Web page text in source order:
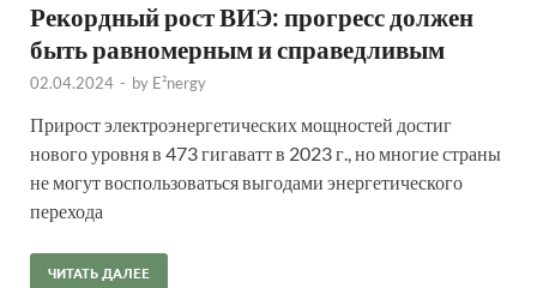
Рекордный рост ВИЭ: прогресс должен
быть равномерным и справедливым
02.04.2024 - by E²nergy
Прирост электроэнергетических мощностей достиг
нового уровня в 473 гигаватт в 2023 г., но многие страны
не могут воспользоваться выгодами энергетического
перехода
ЧИТАТЬ ДАЛЕЕ